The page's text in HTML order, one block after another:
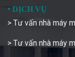
• DỊCH VỤ
> Tư vấn nhà máy
> Tư vấn nhà máy